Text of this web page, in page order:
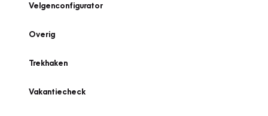
Velgenconfigurator
Overig
Trekhaken
Vakantiecheck